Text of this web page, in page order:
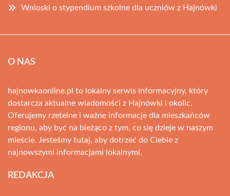
Wnioski o stypendium szkolne dla uczniów z Hajnówki
O NAS
hajnowkaonline.pl to lokalny serwis informacyjny, który
dostarcza aktualne wiadomości z Hajnówki i okolic.
Oferujemy rzetelne i ważne informacje dla mieszkańców
regionu, aby być na bieżąco z tym, co się dzieje w naszym
mieście. Jesteśmy tutaj, aby dotrzeć do Ciebie z
najnowszymi informacjami lokalnymi.
REDAKCJA